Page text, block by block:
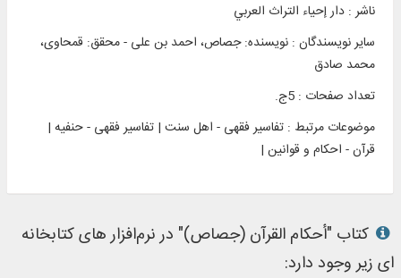
ناشر : دار إحياء التراث العربي
سایر نویسندگان : نویسنده: جصاص، احمد بن علی - محقق: قمحاوی،
محمد صادق
تعداد صفحات : 5ج.
موضوعات مرتبط : تفاسیر فقهی - اهل سنت | تفاسیر فقهی - حنفیه |
قرآن - احکام و قوانین |
کتاب "أحكام القرآن (جصاص)" در نرم‌افزار های کتابخانه
ای زیر وجود دارد: